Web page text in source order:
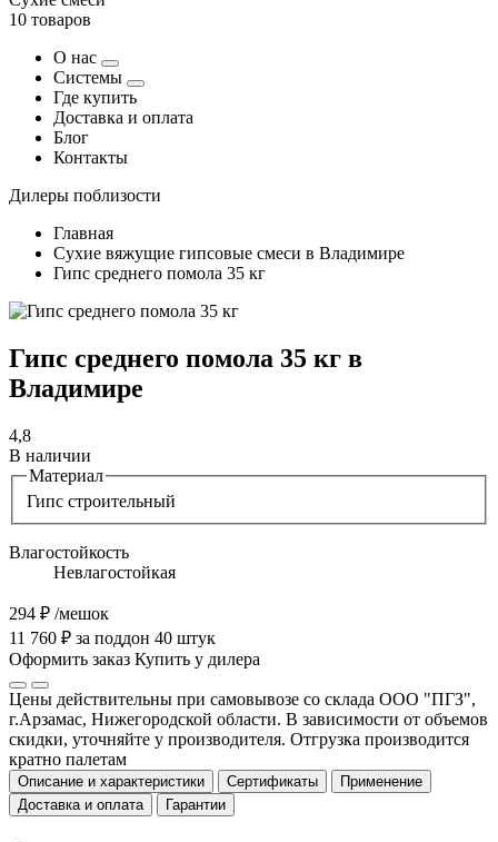
10 товаров
О нас
Системы
Где купить
Доставка и оплата
Блог
Контакты
Дилеры поблизости
Главная
Сухие вяжущие гипсовые смеси в Владимире
Гипс среднего помола 35 кг
Гипс среднего помола 35 кг в
Владимире
4,8
В наличии
Материал
Гипс строительный
Влагостойкость
Невлагостойкая
294 ₽ /мешок
11 760 ₽ за поддон 40 штук
Оформить заказ Купить у дилера
Цены действительны при самовывозе со склада ООО "ПГЗ",
г.Арзамас, Нижегородской области. В зависимости от объемов
скидки, уточняйте у производителя. Отгрузка производится
кратно палетам
Описание и характеристики Сертификаты
Применение
Доставка и оплата
Гарантии